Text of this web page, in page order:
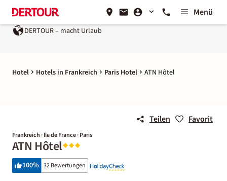
Menü
DERTOUR – macht Urlaub
Hotel Hotels in Frankreich Paris Hotel ATN Hôtel
Teilen Favorit
Frankreich · Ile de France · Paris
ATN Hôtel
100% 32 Bewertungen